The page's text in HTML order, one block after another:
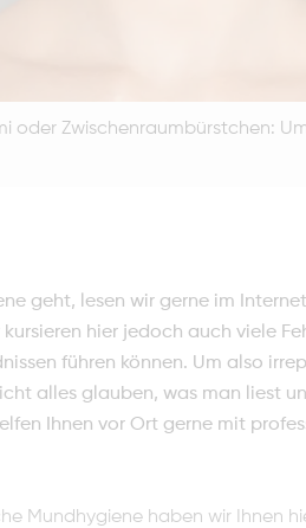
oder Zwischenraumbürstchen:
geht, lesen wir gerne im
hier jedoch auch viele
führen können. Um also
alles glauben, was man liest
Ihnen vor Ort gerne mit
Mundhygiene haben wir Ihnen